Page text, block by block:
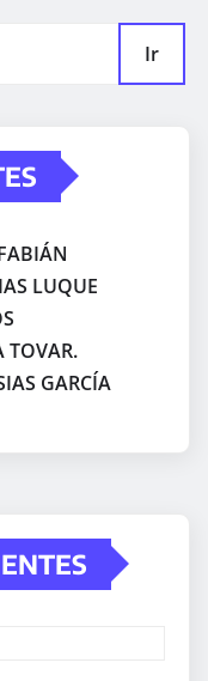
Ir
LUQUE
TOVAR.
GARCÍA